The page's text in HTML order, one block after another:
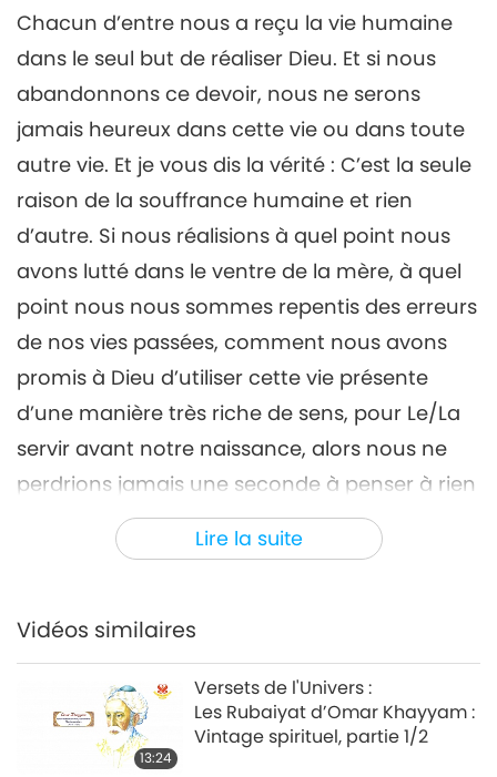
Paroles de sagesse 2023-12-28 6144Vues
5
conférence « Celui qui réalise
Dieu et le Messie »
Paroles de sagesse
34:14
pour la 6e partie de la
conférence « Celui qui
réalise Dieu et le Messie »
Paroles de sagesse 2023-12-30 6276 Vues
7
31:06
pour la 7e partie de la
conférence « Celui qui réalise
Dieu et le Messie : questions-
réponses », donnée par Maître
Suprême Ching Hai (végane)
Paroles de sagesse 2024-01-01 5841Vues
pour la 8e partie de la
conférence « Celui qui réalise
au Costa Rica, le 29 mai 1991
Paroles de sagesse
33:01
pour la 9e partie de la
conférence « Celui qui réalise
Dieu et le Messie : questions-
Lire la suite
Chacun d’entre nous a reçu la vie humaine
dans le seul but de réaliser Dieu. Et si nous
abandonnons ce devoir, nous ne serons
jamais heureux dans cette vie ou dans toute
autre vie. Et je vous dis la vérité : C’est la seule
raison de la souffrance humaine et rien
d’autre. Si nous réalisions à quel point nous
avons lutté dans le ventre de la mère, à quel
point nous nous sommes repentis des erreurs
de nos vies passées, comment nous avons
promis à Dieu d’utiliser cette vie présente
d’une manière très riche de sens, pour Le/La
servir avant notre naissance, alors nous ne
perdrions jamais une seconde à penser à rien
d’autre qu’à faire de notre mieux pendant
tout notre temps libre pour réaliser Dieu. [...]
Vidéos similaires
13:24
Versets de l'Univers :
Les Rubaiyat d’Omar Khayyam :
Vintage spirituel, partie 1/2